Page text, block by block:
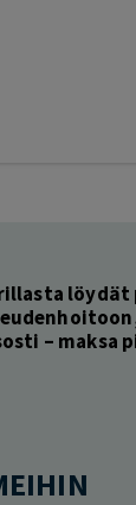
– maksa